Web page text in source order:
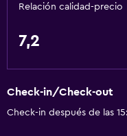
Relación calidad-precio
7,2
Check-in/Check-out
Check-in después de las